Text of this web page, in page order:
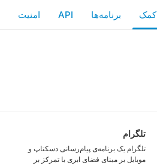
کمک API امنیت
تلگرام
تلگرام یک برنامه‌ی پیام‌رسانی دسکتاپ و
موبایل بر مبنای فضای ابری با تمرکز بر